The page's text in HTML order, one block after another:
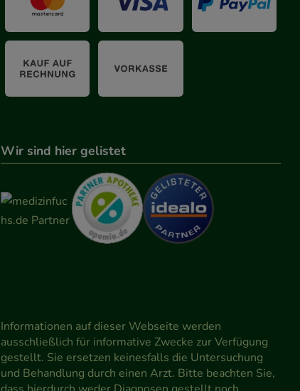
Wir sind hier gelistet
Informationen auf dieser Webseite werden
ausschließlich für informative Zwecke zur Verfügung
gestellt. Sie ersetzen keinesfalls die Untersuchung
und Behandlung durch einen Arzt. Bitte beachten Sie,